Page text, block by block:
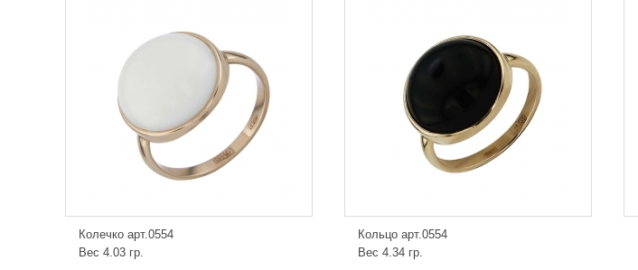
Колечко арт.0554
Вес 4.03 гр.
Кольцо арт.0554
Вес 4.34 гр.